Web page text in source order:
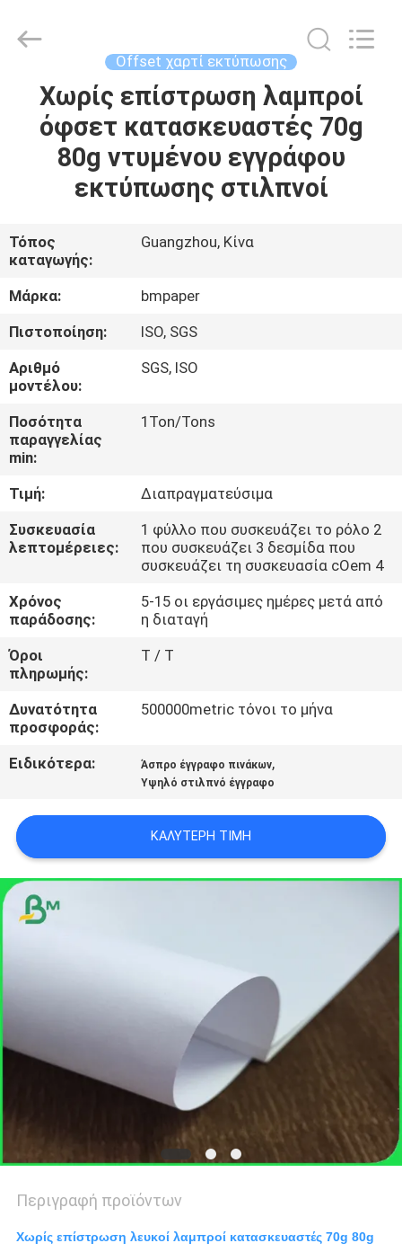
ΣΠΊΤΙ
ΠΡΟΪΌΝΤΑ
ΜΕ
ΕΜΆΣ
ΕΠΙΣΚΕΨΉ
ΕΡΓΟΣΤΑΣΊΟΥ
ΈΛΕΓΧΟΣ
ΠΟΙΌΤΗΤΑΣ
ΕΠΙΚΟΙΝΩΝΉΣΤΕ
ΜΑΖΊ
ΕΙΔΉΣΕΙΣ
ΥΠΟΘΈΣΕΙΣ
SITEMAP
ΑΠΟΡΡΉΤΟΥ
BMPAPER
CO.,LTD.
Offset χαρτί εκτύπωσης
Χωρίς επίστρωση λαμπροί
όφσετ κατασκευαστές 70g
80g ντυμένου εγγράφου
εκτύπωσης στιλπνοί
Τόπος
καταγωγής:
Guangzhou, Κίνα
Μάρκα:
bmpaper
Πιστοποίηση:
ISO, SGS
Αριθμό
μοντέλου:
SGS, ISO
Ποσότητα
παραγγελίας
min:
1Ton/Tons
Τιμή:
Διαπραγματεύσιμα
Συσκευασία
λεπτομέρειες:
1 φύλλο που συσκευάζει το ρόλο 2
που συσκευάζει 3 δεσμίδα που
συσκευάζει τη συσκευασία cOem 4
Χρόνος
παράδοσης:
5-15 οι εργάσιμες ημέρες μετά από
η διαταγή
Όροι
πληρωμής:
T / T
Δυνατότητα
προσφοράς:
500000metric τόνοι το μήνα
Ειδικότερα: Άσπρο έγγραφο πινάκων,
Υψηλό στιλπνό έγγραφο
ΚΑΛΎΤΕΡΗ ΤΙΜΉ
Περιγραφή προϊόντων
Χωρίς επίστρωση λευκοί λαμπροί κατασκευαστές 70g 80g